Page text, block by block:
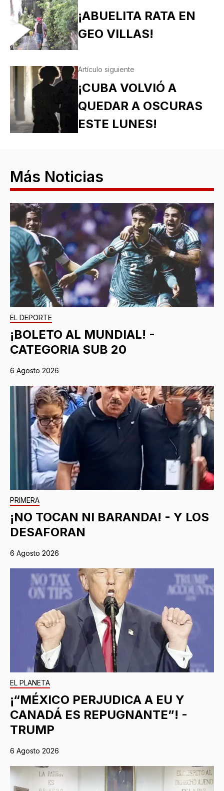
¡ABUELITA RATA EN
GEO VILLAS!
Artículo siguiente
¡CUBA VOLVIÓ A
QUEDAR A OSCURAS
ESTE LUNES!
Más Noticias
EL DEPORTE
¡BOLETO AL MUNDIAL! -
CATEGORIA SUB 20
6 Agosto 2026
PRIMERA
¡NO TOCAN NI BARANDA! - Y LOS
DESAFORAN
6 Agosto 2026
EL PLANETA
¡“MÉXICO PERJUDICA A EU Y
CANADÁ ES REPUGNANTE”! -
TRUMP
6 Agosto 2026